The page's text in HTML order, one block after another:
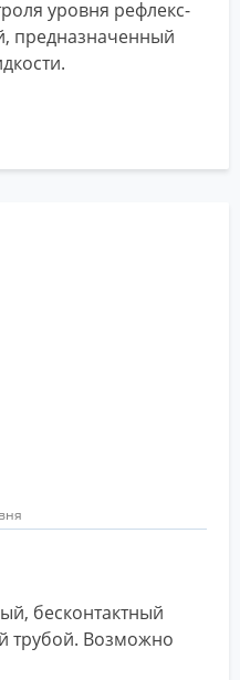
уровня рефлекс-
предназначенный
бесконтактный
трубой. Возможно